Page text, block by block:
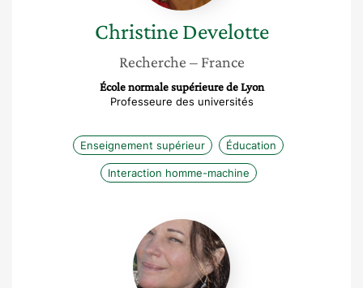
Christine Develotte
Recherche – France
École normale supérieure de Lyon
Professeure des universités
Enseignement supérieur Éducation
Interaction homme-machine
Birgitta
Dresp